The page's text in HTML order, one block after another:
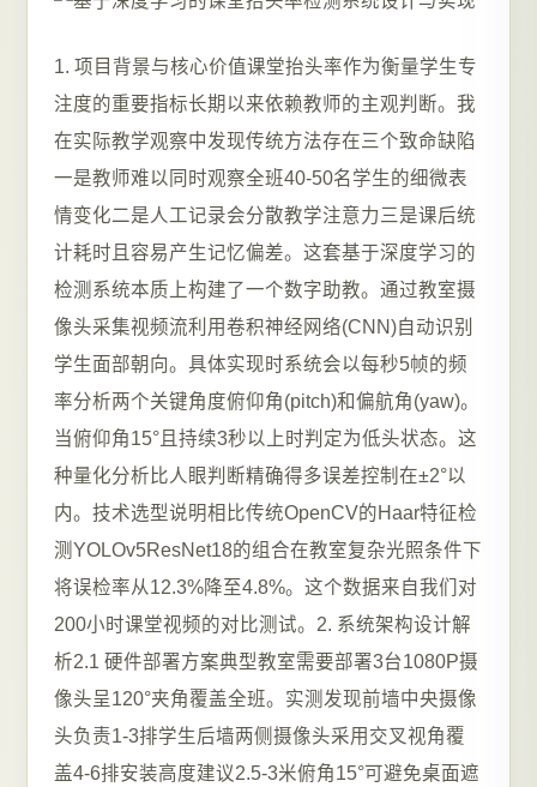
1. 项目背景与核心价值课堂抬头率作为衡量学生专
注度的重要指标长期以来依赖教师的主观判断。我
在实际教学观察中发现传统方法存在三个致命缺陷
一是教师难以同时观察全班40-50名学生的细微表
情变化二是人工记录会分散教学注意力三是课后统
计耗时且容易产生记忆偏差。这套基于深度学习的
检测系统本质上构建了一个数字助教。通过教室摄
像头采集视频流利用卷积神经网络(CNN)自动识别
学生面部朝向。具体实现时系统会以每秒5帧的频
率分析两个关键角度俯仰角(pitch)和偏航角(yaw)。
当俯仰角15°且持续3秒以上时判定为低头状态。这
种量化分析比人眼判断精确得多误差控制在±2°以
内。技术选型说明相比传统OpenCV的Haar特征检
测YOLOv5ResNet18的组合在教室复杂光照条件下
将误检率从12.3%降至4.8%。这个数据来自我们对
200小时课堂视频的对比测试。2. 系统架构设计解
析2.1 硬件部署方案典型教室需要部署3台1080P摄
像头呈120°夹角覆盖全班。实测发现前墙中央摄像
头负责1-3排学生后墙两侧摄像头采用交叉视角覆
盖4-6排安装高度建议2.5-3米俯角15°可避免桌面遮